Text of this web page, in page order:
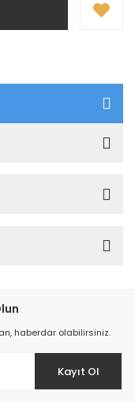
haberdar olabilirsiniz.
Kayıt Ol